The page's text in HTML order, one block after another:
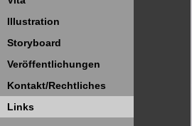
Illustration
Storyboard
Veröffentlichungen
Kontakt/Rechtliches
Links